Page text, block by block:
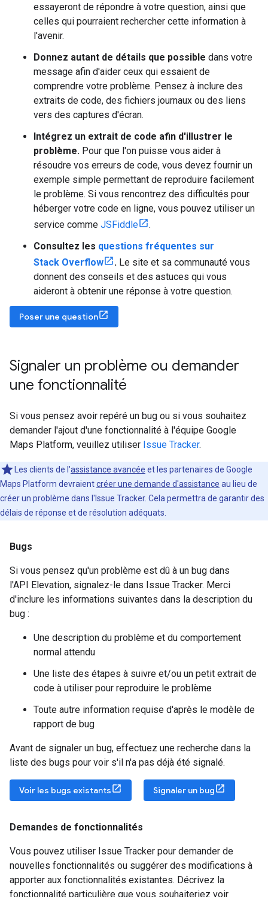
essayeront de répondre à votre question, ainsi que
celles qui pourraient rechercher cette information à
l'avenir.
Donnez autant de détails que possible dans votre
message afin d'aider ceux qui essaient de
comprendre votre problème. Pensez à inclure des
extraits de code, des fichiers journaux ou des liens
vers des captures d'écran.
Intégrez un extrait de code afin d'illustrer le
problème. Pour que l'on puisse vous aider à
résoudre vos erreurs de code, vous devez fournir un
exemple simple permettant de reproduire facilement
le problème. Si vous rencontrez des difficultés pour
héberger votre code en ligne, vous pouvez utiliser un
service comme JSFiddle
.
Consultez les questions fréquentes sur
Stack Overflow
. Le site et sa communauté vous
donnent des conseils et des astuces qui vous
aideront à obtenir une réponse à votre question.
Poser une question
Signaler un problème ou demander
une fonctionnalité
Si vous pensez avoir repéré un bug ou si vous souhaitez
demander l'ajout d'une fonctionnalité à l'équipe Google
Maps Platform, veuillez utiliser Issue Tracker.
Les clients de l'assistance avancée et les partenaires de Google
Maps Platform devraientcréer une demande d'assistance au lieu de
créer un problème dans l'Issue Tracker. Cela permettra de garantir des
délais de réponse et de résolution adéquats.
Bugs
Si vous pensez qu'un problème est dû à un bug dans
l'API Elevation, signalez-le dans Issue Tracker. Merci
d'inclure les informations suivantes dans la description du
bug :
Une description du problème et du comportement
normal attendu
Une liste des étapes à suivre et/ou un petit extrait de
code à utiliser pour reproduire le problème
Toute autre information requise d'après le modèle de
rapport de bug
Avant de signaler un bug, effectuez une recherche dans la
liste des bugs pour voir s'il n'a pas déjà été signalé.
Voir les bugs existants Signaler un bug
Demandes de fonctionnalités
Vous pouvez utiliser Issue Tracker pour demander de
nouvelles fonctionnalités ou suggérer des modifications à
apporter aux fonctionnalités existantes. Décrivez la
fonctionnalité particulière que vous souhaiteriez voir